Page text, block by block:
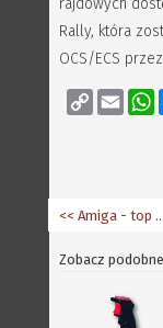
rajdowych
Rally, która
OCS/ECS
Copy
Link
Email
<< Amiga - top lista, aktualizacja
Zobacz